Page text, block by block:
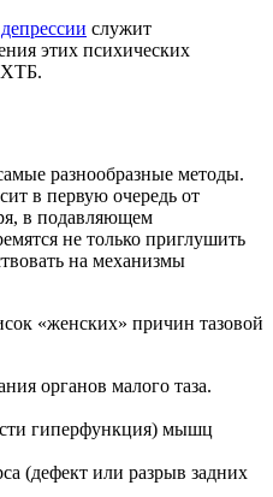
служит
этих психических
ХТБ.
разнообразные методы.
в первую очередь от
в подавляющем
не только приглушить
на механизмы
«женских» причин тазовой
органов малого таза.
гиперфункция) мышц
(дефект или разрыв задних